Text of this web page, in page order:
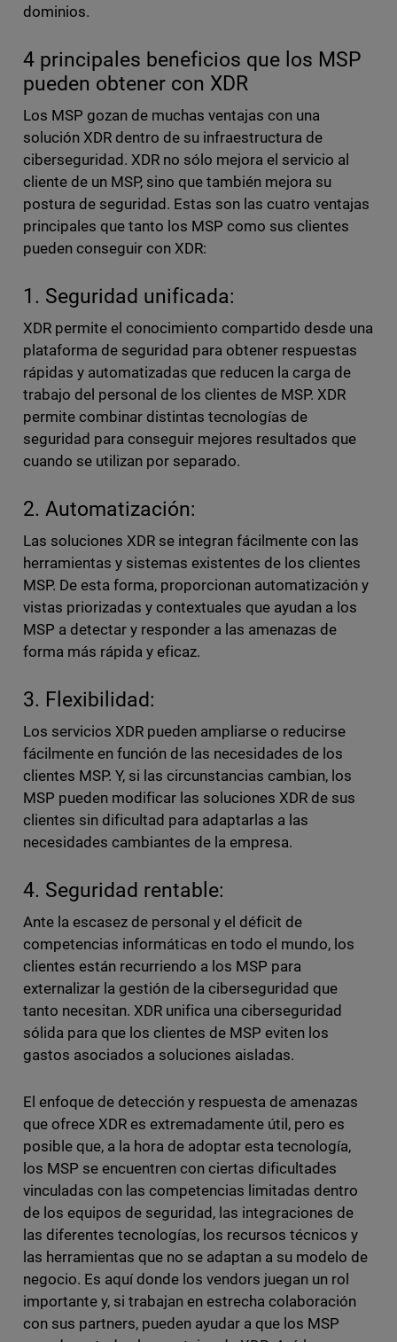
dominios.
4 principales beneficios que los MSP
pueden obtener con XDR
Los MSP gozan de muchas ventajas con una
solución XDR dentro de su infraestructura de
ciberseguridad. XDR no sólo mejora el servicio al
cliente de un MSP, sino que también mejora su
postura de seguridad. Estas son las cuatro ventajas
principales que tanto los MSP como sus clientes
pueden conseguir con XDR:
1. Seguridad unificada:
XDR permite el conocimiento compartido desde una
plataforma de seguridad para obtener respuestas
rápidas y automatizadas que reducen la carga de
trabajo del personal de los clientes de MSP. XDR
permite combinar distintas tecnologías de
seguridad para conseguir mejores resultados que
cuando se utilizan por separado.
2. Automatización:
Las soluciones XDR se integran fácilmente con las
herramientas y sistemas existentes de los clientes
MSP. De esta forma, proporcionan automatización y
vistas priorizadas y contextuales que ayudan a los
MSP a detectar y responder a las amenazas de
forma más rápida y eficaz.
3. Flexibilidad:
Los servicios XDR pueden ampliarse o reducirse
fácilmente en función de las necesidades de los
clientes MSP. Y, si las circunstancias cambian, los
MSP pueden modificar las soluciones XDR de sus
clientes sin dificultad para adaptarlas a las
necesidades cambiantes de la empresa.
4. Seguridad rentable:
Ante la escasez de personal y el déficit de
competencias informáticas en todo el mundo, los
clientes están recurriendo a los MSP para
externalizar la gestión de la ciberseguridad que
tanto necesitan. XDR unifica una ciberseguridad
sólida para que los clientes de MSP eviten los
gastos asociados a soluciones aisladas.
El enfoque de detección y respuesta de amenazas
que ofrece XDR es extremadamente útil, pero es
posible que, a la hora de adoptar esta tecnología,
los MSP se encuentren con ciertas dificultades
vinculadas con las competencias limitadas dentro
de los equipos de seguridad, las integraciones de
las diferentes tecnologías, los recursos técnicos y
las herramientas que no se adaptan a su modelo de
negocio. Es aquí donde los vendors juegan un rol
importante y, si trabajan en estrecha colaboración
con sus partners, pueden ayudar a que los MSP